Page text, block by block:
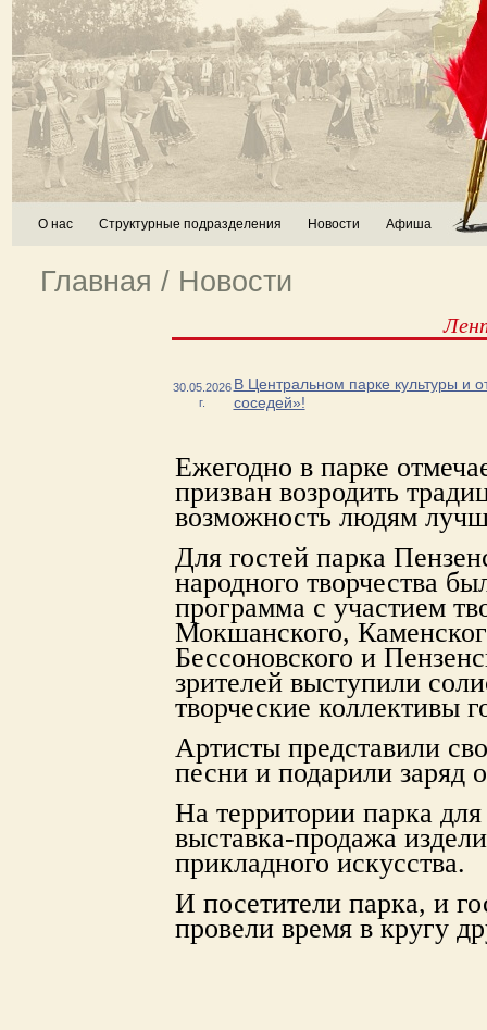
О нас Структурные подразделения Новости Афиша
Главная / Новости
30.05.2026
г.
В Центральном парке культуры и
соседей»!
Ежегодно в парке
призван возродить
возможность людям
Для гостей парка
народного творчества
программа с участием
Мокшанского,
Бессоновского и
зрителей выступили
творческие коллективы
Артисты представили
песни и подарили заряд
На территории парка
выставка-продажа
прикладного искусства.
И посетители парка, и
провели время в кругу